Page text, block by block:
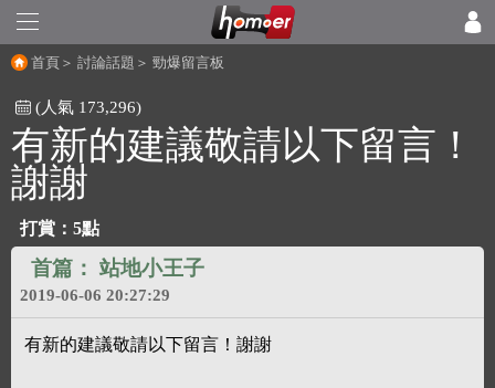
首頁 ＞ 討論話題 ＞ 勁爆留言板
(人氣 173,296)
有新的建議敬請以下留言！
謝謝
打賞：5點
首篇： 站地小王子
2019-06-06 20:27:29
有新的建議敬請以下留言！謝謝